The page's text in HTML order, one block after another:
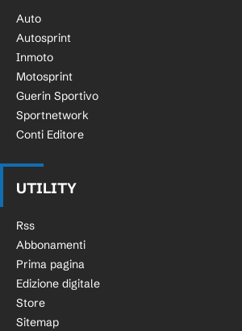
Auto
Autosprint
Inmoto
Motosprint
Guerin Sportivo
Sportnetwork
Conti Editore
UTILITY
Rss
Abbonamenti
Prima pagina
Edizione digitale
Store
Sitemap